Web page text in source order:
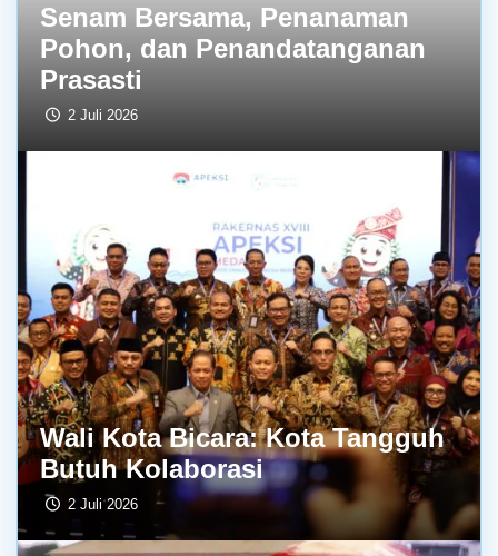
Senam Bersama, Penanaman
Pohon, dan Penandatanganan
Prasasti
2 Juli 2026
Wali Kota Bicara: Kota Tangguh
Butuh Kolaborasi
2 Juli 2026